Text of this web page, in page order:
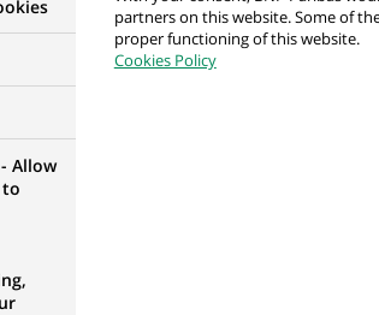
& eCommerce)
POLOGNE
& Quotation)
POLOGNE
Allow
partners on this website. Some of
proper functioning of this website.
Cookies Policy